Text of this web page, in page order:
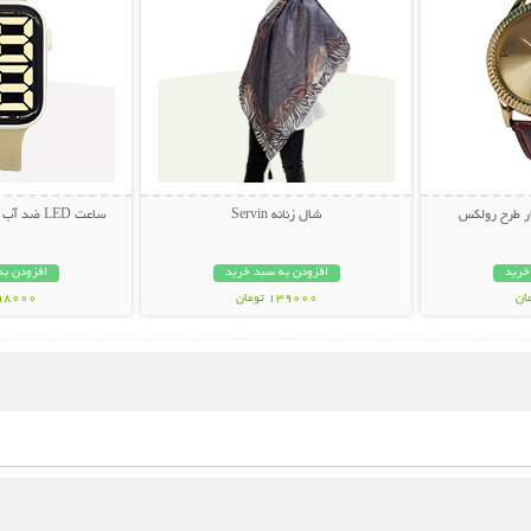
طرح رولکس شال زنانه Servin
افزودن به سبد خرید
139000 تومان
ساعت LED ضد آب طرح اپل واچ (سری 3)
افزودن
398000